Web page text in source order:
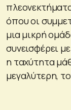
όπου οι
μια μικρή
συνεισφέρει
η ταχύτητα
μεγαλύτερη,